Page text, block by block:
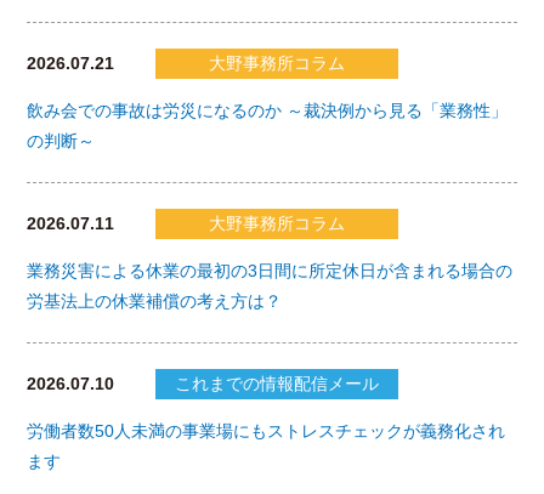
2026.07.21 大野事務所コラム
飲み会での事故は労災になるのか ～裁決例から見る「業務性」
の判断～
2026.07.11 大野事務所コラム
業務災害による休業の最初の3日間に所定休日が含まれる場合の
労基法上の休業補償の考え方は？
2026.07.10 これまでの情報配信メール
労働者数50人未満の事業場にもストレスチェックが義務化され
ます